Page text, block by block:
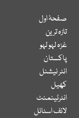
صفحۂ اول
تازہ ترین
غزہ لہو لہو
پاکستان
انٹر نیشنل
کھیل
انٹرٹینمنٹ
لائف اسٹائل